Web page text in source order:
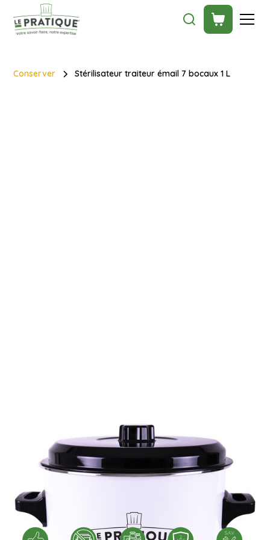
Conserver Stérilisateur traiteur émail 7 bocaux 1 L
Stérilisateur traiteur émail
7 bocaux 1 L
Le stérilisateur traiteur automatique et esthétique !